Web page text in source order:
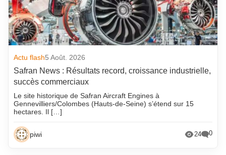
Actu flash5 Août. 2026
Safran News : Résultats record, croissance industrielle,
succès commerciaux
Le site historique de Safran Aircraft Engines à
Gennevilliers/Colombes (Hauts-de-Seine) s’étend sur 15
hectares. Il […]
piwi 24 0